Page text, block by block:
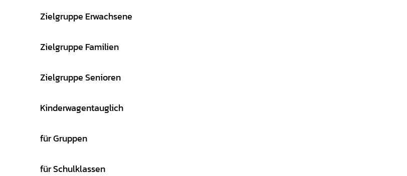
Zielgruppe Erwachsene
Zielgruppe Familien
Zielgruppe Senioren
Kinderwagentauglich
für Gruppen
für Schulklassen